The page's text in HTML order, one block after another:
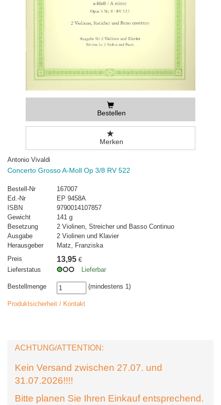
Bestellen
Merken
Antonio Vivaldi
Concerto Grosso A-Moll Op 3/8 RV 522
Bestell-Nr
167007
Ed.-Nr
EP 9458A
ISBN
9790014107857
Gewicht
141 g
Besetzung
2 Violinen, Streicher und Basso Continuo
Ausgabe
2 Violinen und Klavier
Herausgeber
Matz, Franziska
Preis
13,95 €
Lieferstatus
Lieferbar
Bestellmenge (mindestens 1)
Produktsicherheit / Kontakt
ACHTUNG/ATTENTION:
Kein Versand zwischen 27.07. und
31.07.2026!!!!
Bitte planen Sie Ihren Einkauf entsprechend.